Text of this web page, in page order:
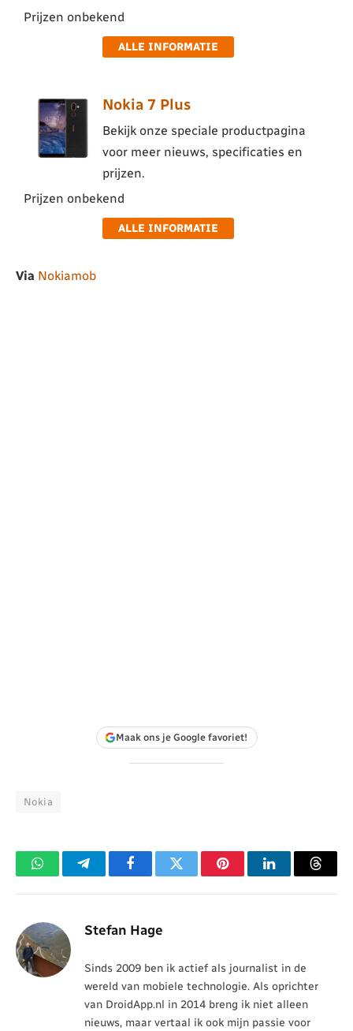
Prijzen onbekend
ALLE INFORMATIE
Nokia 7 Plus
Bekijk onze speciale productpagina
voor meer nieuws, specificaties en
prijzen.
Prijzen onbekend
ALLE INFORMATIE
Via Nokiamob
Maak ons je Google favoriet!
Nokia
WhatsAppTelegramFacebookTwitter PinterestLinkedIn
Stefan Hage
Sinds 2009 ben ik actief als journalist in de
wereld van mobiele technologie. Als oprichter
van DroidApp.nl in 2014 breng ik niet alleen
nieuws, maar vertaal ik ook mijn passie voor